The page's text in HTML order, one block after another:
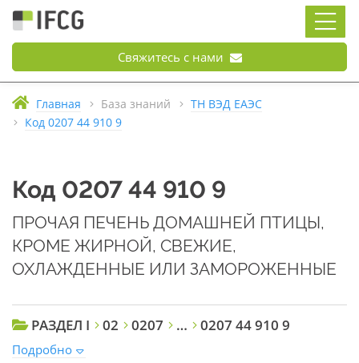
Свяжитесь с нами
Главная База знаний
ТН ВЭД ЕАЭС
Код 0207 44 910 9
Код 0207 44 910 9
ПРОЧАЯ ПЕЧЕНЬ ДОМАШНЕЙ ПТИЦЫ,
КРОМЕ ЖИРНОЙ, СВЕЖИЕ,
ОХЛАЖДЕННЫЕ ИЛИ ЗАМОРОЖЕННЫЕ
РАЗДЕЛ I 02 0207 … 0207 44 910 9
Подробно